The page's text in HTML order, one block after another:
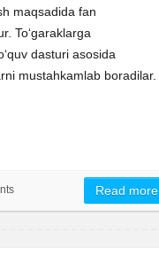
maqsadida fan
To‘garaklarga
dasturi asosida
mustahkamlab boradilar.
Read more